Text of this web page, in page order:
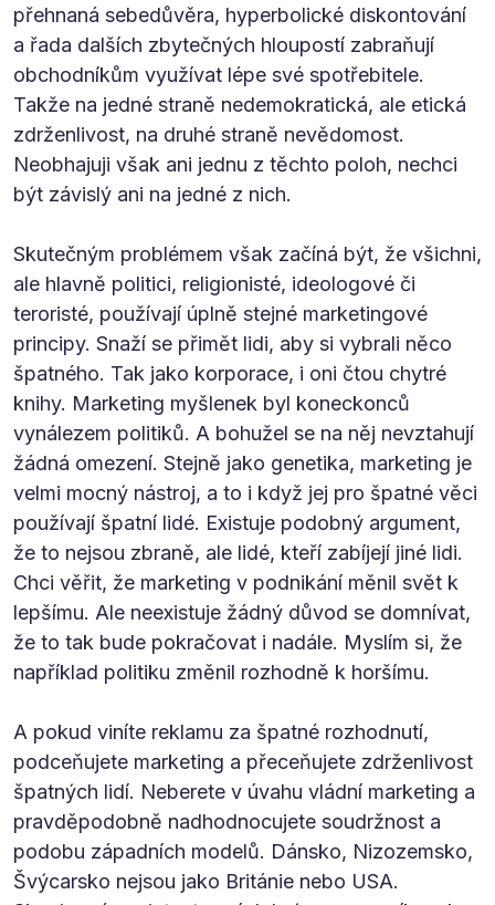
přehnaná sebedůvěra, hyperbolické diskontování
a řada dalších zbytečných hloupostí zabraňují
obchodníkům využívat lépe své spotřebitele.
Takže na jedné straně nedemokratická, ale etická
zdrženlivost, na druhé straně nevědomost.
Neobhajuji však ani jednu z těchto poloh, nechci
být závislý ani na jedné z nich.
Skutečným problémem však začíná být, že všichni,
ale hlavně politici, religionisté, ideologové či
teroristé, používají úplně stejné marketingové
principy. Snaží se přimět lidi, aby si vybrali něco
špatného. Tak jako korporace, i oni čtou chytré
knihy. Marketing myšlenek byl koneckonců
vynálezem politiků. A bohužel se na něj nevztahují
žádná omezení. Stejně jako genetika, marketing je
velmi mocný nástroj, a to i když jej pro špatné věci
používají špatní lidé. Existuje podobný argument,
že to nejsou zbraně, ale lidé, kteří zabíjejí jiné lidi.
Chci věřit, že marketing v podnikání měnil svět k
lepšímu. Ale neexistuje žádný důvod se domnívat,
že to tak bude pokračovat i nadále. Myslím si, že
například politiku změnil rozhodně k horšímu.
A pokud viníte reklamu za špatné rozhodnutí,
podceňujete marketing a přeceňujete zdrženlivost
špatných lidí. Neberete v úvahu vládní marketing a
pravděpodobně nadhodnocujete soudržnost a
podobu západních modelů. Dánsko, Nizozemsko,
Švýcarsko nejsou jako Británie nebo USA.